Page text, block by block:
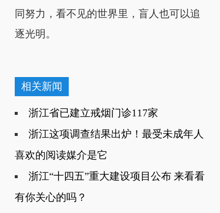
同努力，看不见的世界里，盲人也可以追
逐光明。
相关新闻
浙江省已建立戒烟门诊117家
浙江这项调查结果出炉！最受未成年人
喜欢的阅读媒介是它
浙江“十四五”重大建设项目公布 来看看
有你关心的吗？